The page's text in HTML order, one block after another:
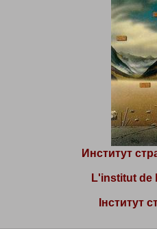
Институт
L'institut de
Інститут